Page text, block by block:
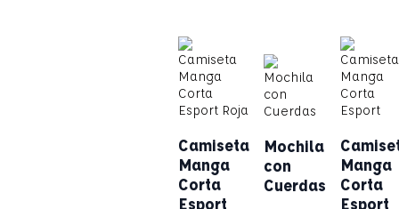
Camiseta
Manga
Corta
Esport
Mochila
con
Cuerdas
Manga
Corta
Esport